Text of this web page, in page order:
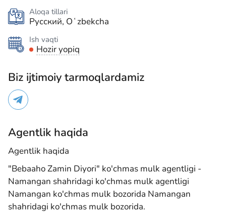
Aloqa tillari
Русский, Oʻzbekcha
Ish vaqti
Hozir yopiq
Biz ijtimoiy tarmoqlardamiz
Agentlik haqida
Agentlik haqida
"Bebaaho Zamin Diyori" ko'chmas mulk agentligi -
Namangan shahridagi ko'chmas mulk agentligi
Namangan ko'chmas mulk bozorida Namangan
shahridagi ko'chmas mulk bozorida.